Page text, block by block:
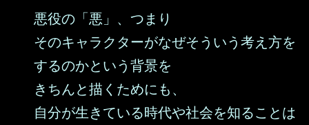
悪役の「悪」、つまり
そのキャラクターがなぜそういう考え方を
するのかという背景を
きちんと描くためにも、
自分が生きている時代や社会を知ることは